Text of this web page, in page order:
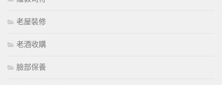
老屋裝修
老酒收購
臉部保養